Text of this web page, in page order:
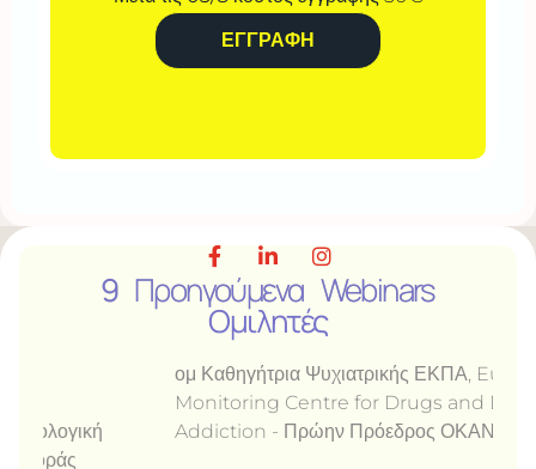
ΕΓΓΡΑΦΗ
9Προηγούμενα Webinars
Ομιλητές
ομ Καθηγήτρια Ψυχιατρικής ΕΚΠΑ, European
Monitoring Centre for Drugs and Drug
Addiction - Πρώην Πρόεδρος ΟΚΑΝΑ